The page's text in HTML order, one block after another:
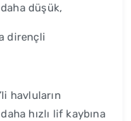
düşük,
dirençli
havluların
hızlı lif kaybına